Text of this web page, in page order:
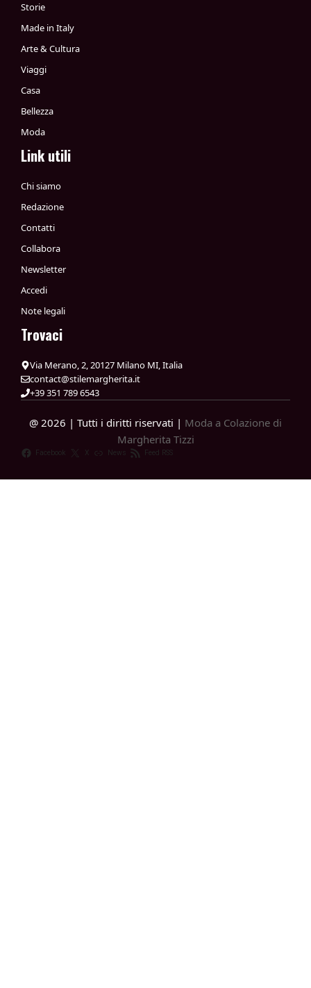
Storie
Made in Italy
Arte & Cultura
Viaggi
Casa
Bellezza
Moda
Link utili
Chi siamo
Redazione
Contatti
Collabora
Newsletter
Accedi
Note legali
Trovaci
Via Merano, 2, 20127 Milano MI, Italia
contact@stilemargherita.it
+39 351 789 6543
@ 2026 | Tutti i diritti riservati | Moda a Colazione di
Margherita Tizzi
Facebook X News Feed RSS